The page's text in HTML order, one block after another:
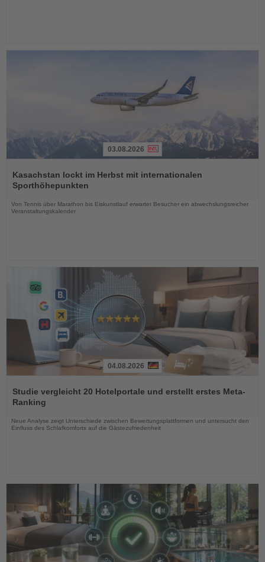
Sie
die
Nachrichten
03.08.2026
Kasachstan lockt im Herbst mit internationalen
Sporthöhepunkten
Von Tennis über Marathon bis Eiskunstlauf erwartet Besucher ein abwechslungsreicher
Veranstaltungskalender
Sie
die
Nachrichten
04.08.2026
Studie vergleicht 20 Hotelportale und erstellt erstes Meta-
Ranking
Neue Analyse zeigt Unterschiede zwischen Bewertungsplattformen und untersucht den
Einfluss des Schlafkomforts auf die Gästezufriedenheit